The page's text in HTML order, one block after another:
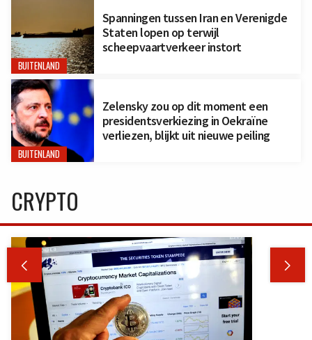
BUITENLAND
Spanningen tussen Iran en Verenigde
Staten lopen op terwijl
scheepvaartverkeer instort
BUITENLAND
Zelensky zou op dit moment een
presidentsverkiezing in Oekraïne
verliezen, blijkt uit nieuwe peiling
CRYPTO
 